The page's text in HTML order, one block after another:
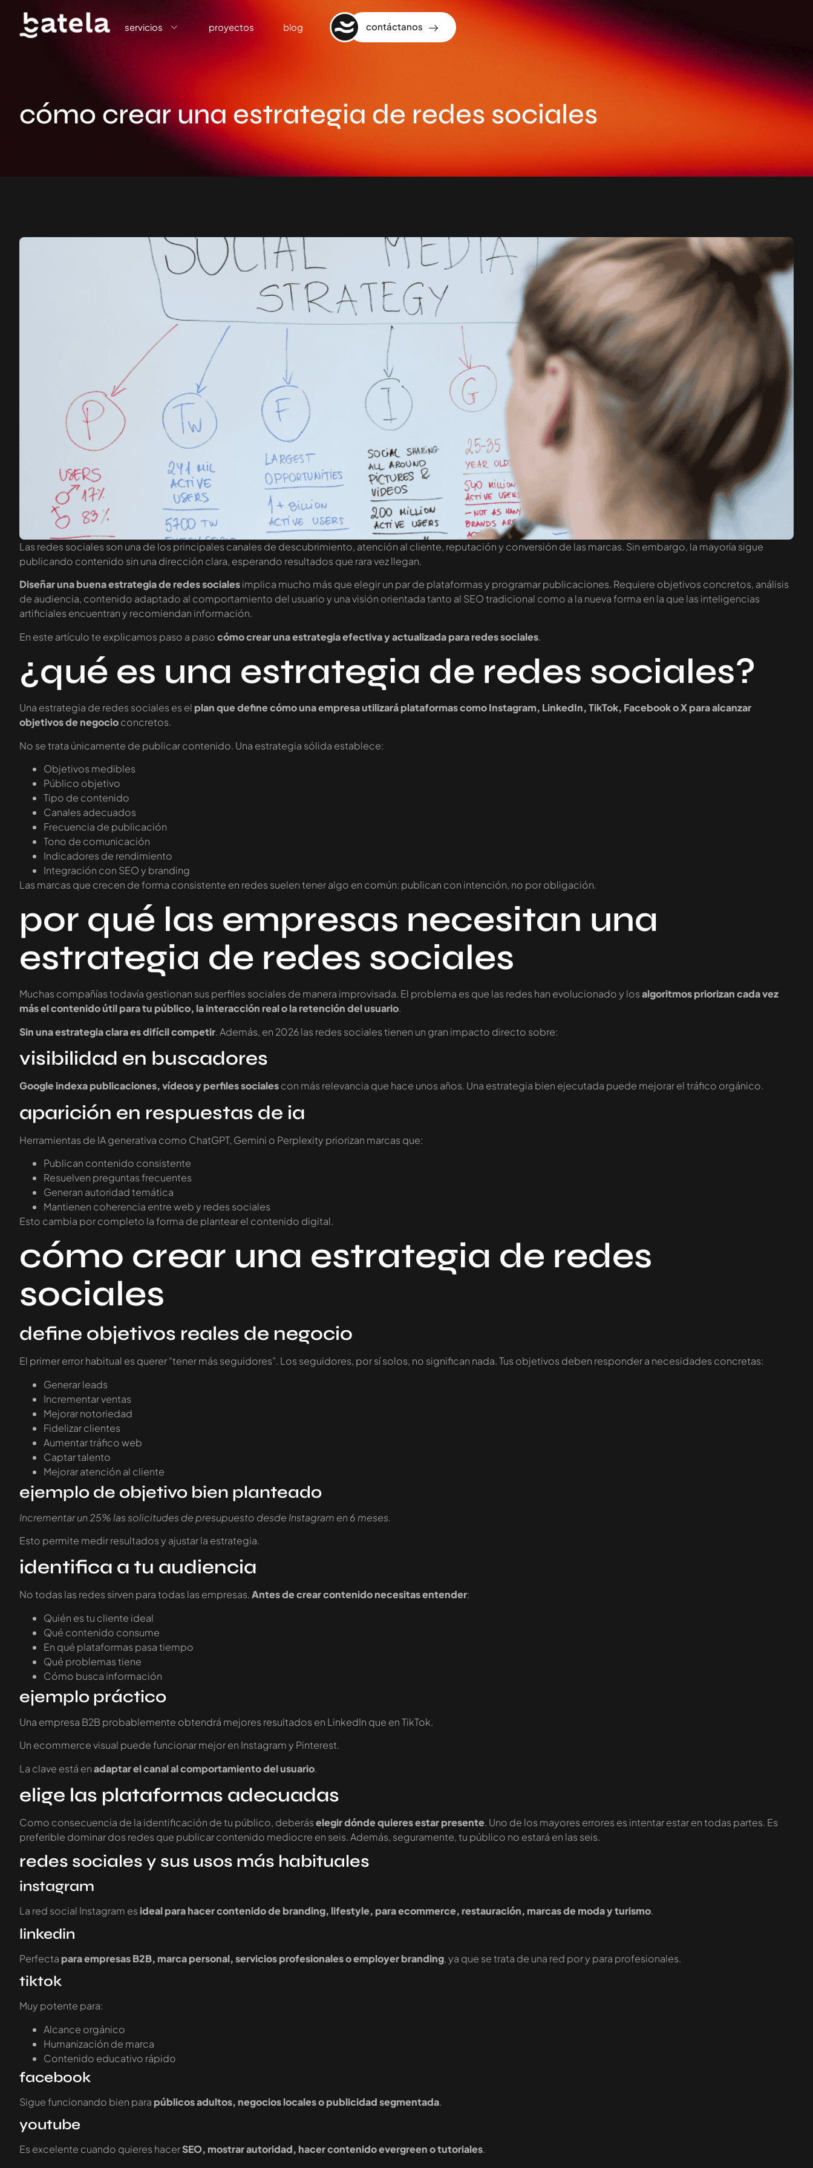
servicios proyectos blog contáctanos
cómo crear una estrategia de redes sociales
Las redes sociales son una de los principales canales de descubrimiento, atención al cliente, reputación y conversión de las marcas. Sin embargo, la mayoría sigue
publicando contenido sin una dirección clara, esperando resultados que rara vez llegan.
Diseñar una buena estrategia de redes socialesimplica mucho más que elegir un par de plataformas y programar publicaciones. Requiere objetivos concretos, análisis
de audiencia, contenido adaptado al comportamiento del usuario y una visión orientada tanto al SEO tradicional como a la nueva forma en la que las inteligencias
artificiales encuentran y recomiendan información.
En este artículo te explicamos paso a pasocómo crear una estrategia efectiva y actualizada para redes sociales.
¿qué es una estrategia de redes sociales?
Una estrategia de redes sociales es el plan que define cómo una empresa utilizará plataformas como Instagram, LinkedIn, TikTok, Facebook o X para alcanzar
objetivos de negocioconcretos.
No se trata únicamente de publicar contenido. Una estrategia sólida establece:
Objetivos medibles
Público objetivo
Tipo de contenido
Canales adecuados
Frecuencia de publicación
Tono de comunicación
Indicadores de rendimiento
Integración con SEO y branding
Las marcas que crecen de forma consistente en redes suelen tener algo en común: publican con intención, no por obligación.
por qué las empresas necesitan una
estrategia de redes sociales
Muchas compañías todavía gestionan sus perfiles sociales de manera improvisada. El problema es que las redes han evolucionado y losalgoritmos priorizan cada vez
más el contenido útil para tu público, la interacción real o la retención del usuario.
Sin una estrategia clara es difícil competir. Además, en 2026 las redes sociales tienen un gran impacto directo sobre:
visibilidad en buscadores
Google indexa publicaciones, vídeos y perfiles socialescon más relevancia que hace unos años. Una estrategia bien ejecutada puede mejorar el tráfico orgánico.
aparición en respuestas de ia
Herramientas de IA generativa como ChatGPT, Gemini o Perplexity priorizan marcas que:
Publican contenido consistente
Resuelven preguntas frecuentes
Generan autoridad temática
Mantienen coherencia entre web y redes sociales
Esto cambia por completo la forma de plantear el contenido digital.
cómo crear una estrategia de redes
sociales
define objetivos reales de negocio
El primer error habitual es querer “tener más seguidores”. Los seguidores, por sí solos, no significan nada. Tus objetivos deben responder a necesidades concretas:
Generar leads
Incrementar ventas
Mejorar notoriedad
Fidelizar clientes
Aumentar tráfico web
Captar talento
Mejorar atención al cliente
ejemplo de objetivo bien planteado
Incrementar un 25% las solicitudes de presupuesto desde Instagram en 6 meses.
Esto permite medir resultados y ajustar la estrategia.
identifica a tu audiencia
No todas las redes sirven para todas las empresas.Antes de crear contenido necesitas entender:
Quién es tu cliente ideal
Qué contenido consume
En qué plataformas pasa tiempo
Qué problemas tiene
Cómo busca información
ejemplo práctico
Una empresa B2B probablemente obtendrá mejores resultados en LinkedIn que en TikTok.
Un ecommerce visual puede funcionar mejor en Instagram y Pinterest.
La clave está enadaptar el canal al comportamiento del usuario.
elige las plataformas adecuadas
Como consecuencia de la identificación de tu público, deberáselegir dónde quieres estar presente. Uno de los mayores errores es intentar estar en todas partes. Es
preferible dominar dos redes que publicar contenido mediocre en seis. Además, seguramente, tu público no estará en las seis.
redes sociales y sus usos más habituales
instagram
La red social Instagram es ideal para hacer contenido de branding, lifestyle, para ecommerce, restauración, marcas de moda y turismo.
linkedin
Perfecta para empresas B2B, marca personal, servicios profesionales o employer branding, ya que se trata de una red por y para profesionales.
tiktok
Muy potente para:
Alcance orgánico
Humanización de marca
Contenido educativo rápido
facebook
Sigue funcionando bien para públicos adultos, negocios locales o publicidad segmentada.
youtube
Es excelente cuando quieres hacerSEO, mostrar autoridad, hacer contenido evergreen o tutoriales.